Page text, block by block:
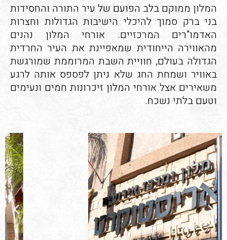
המלון ממוקם בלב הפועם של עיר התורה והחסידות
בני ברק סמוך להיכלי הישיבות הגדולות וחצרות
האדמו"רים המרכזיים. אורחי המלון נהנים
מהאווירה הייחודית שמאפיינת את העיר החרדית
הגדולה בעולם, חוויית השבת המרוממת שמורגשת
באוויר ושמחת החג שלא ניתן לפספס אותה לרגע
משאירים אצל אורחי המלון זיכרונות חמים ונעימים
וטעם בלתי נשכח.